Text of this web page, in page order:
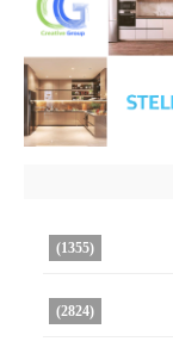
(1355)
(2824)